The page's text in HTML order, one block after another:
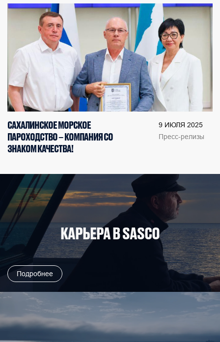
САХАЛИНСКОЕ МОРСКОЕ
ПАРОХОДСТВО – КОМПАНИЯ СО
ЗНАКОМ КАЧЕСТВА!
9 ИЮЛЯ 2025
Пресс-релизы
КАРЬЕРА В SASCO
Подробнее